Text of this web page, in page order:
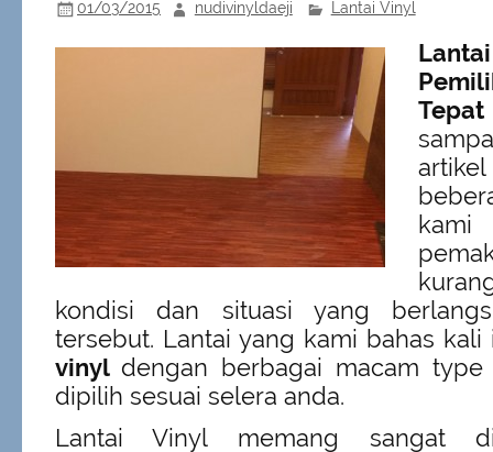
01/03/2015 nudivinyldaeji Lantai Vinyl
Tepat
kami
kondisi dan situasi yang
tersebut. Lantai yang kami bahas
vinyl dengan berbagai macam
dipilih sesuai selera anda.
Lantai Vinyl memang sangat